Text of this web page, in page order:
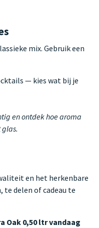
mix. Gebruik een
— kies wat bij je
en ontdek hoe aroma
en het herkenbare
delen of cadeau te
Oak 0,50 ltr vandaag